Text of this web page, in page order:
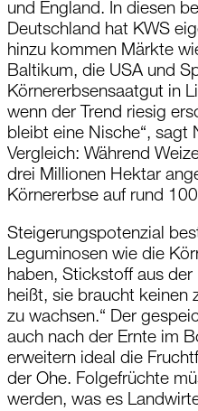
und England. In diesen
Deutschland hat KWS
hinzu kommen Märkte
Baltikum, die USA und
Körnererbsensaatgut in
wenn der Trend riesig
bleibt eine Nische“, sagt
Vergleich: Während
drei Millionen Hektar
Körnererbse auf rund
Steigerungspotenzial
Leguminosen wie die
haben, Stickstoff aus der
heißt, sie braucht keinen
zu wachsen.“ Der
auch nach der Ernte im
erweitern ideal die
der Ohe. Folgefrüchte
werden, was es